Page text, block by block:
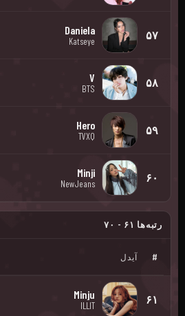
۵۷ Daniela
Katseye
۵۸ V
BTS
۵۹ Hero
TVXQ
۶۰ Minji
NewJeans
رتبه‌ها ۶۱ - ۷۰
# آیدل
۶۱ Minju
ILLIT